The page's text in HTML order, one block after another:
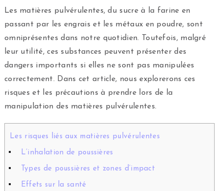
Les matières pulvérulentes, du sucre à la farine en
passant par les engrais et les métaux en poudre, sont
omniprésentes dans notre quotidien. Toutefois, malgré
leur utilité, ces substances peuvent présenter des
dangers importants si elles ne sont pas manipulées
correctement. Dans cet article, nous explorerons ces
risques et les précautions à prendre lors de la
manipulation des matières pulvérulentes.
Les risques liés aux matières pulvérulentes
L’inhalation de poussières
Types de poussières et zones d’impact
Effets sur la santé